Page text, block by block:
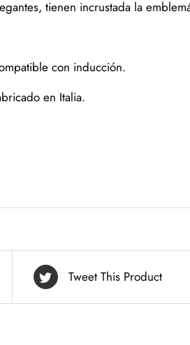
tienen incrustada la
con inducción.
en Italia.
Tweet This Product